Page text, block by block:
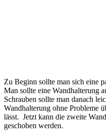
Zu Beginn sollte man sich eine
Man sollte eine Wandhalterung
Schrauben sollte man danach
Wandhalterung ohne Probleme
lässt. Jetzt kann die zweite
geschoben werden.